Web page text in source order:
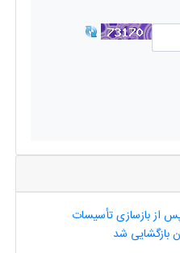
از بازسازی تأسیسات
بازگشایی شد